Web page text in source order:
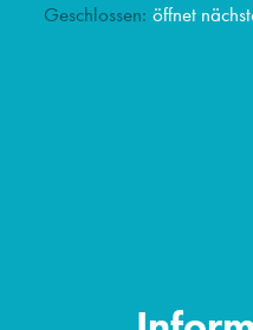
Klicken, um weitere
Geschlossen: öffnet